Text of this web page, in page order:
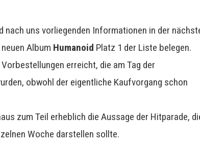
nach uns vorliegenden Informationen in der
Album Humanoid Platz 1 der Liste belegen.
erreicht, die am Tag der
obwohl der eigentliche Kaufvorgang schon
zum Teil erheblich die Aussage der Hitparade,
Woche darstellen sollte.